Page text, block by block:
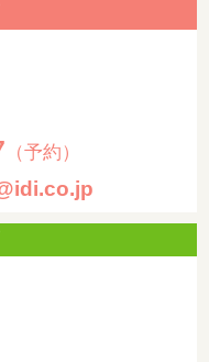
（予約）